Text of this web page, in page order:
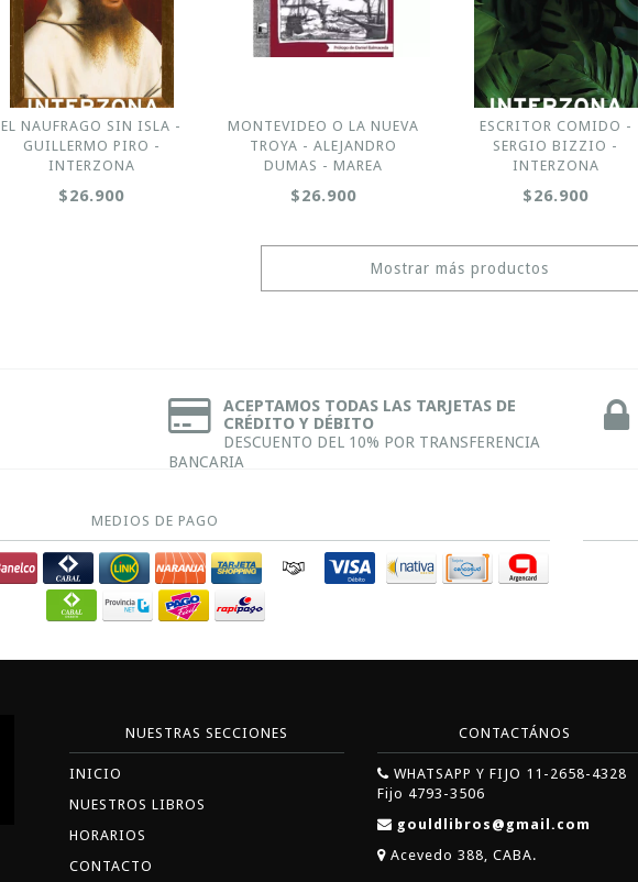
EL NAUFRAGO SIN ISLA -
GUILLERMO PIRO -
INTERZONA
$26.900
MONTEVIDEO O LA NUEVA
TROYA - ALEJANDRO
DUMAS - MAREA
$26.900
ESCRITOR COMIDO -
SERGIO BIZZIO -
INTERZONA
$26.900
Mostrar más productos
ACEPTAMOS TODAS LAS TARJETAS DE
CRÉDITO Y DÉBITO
DESCUENTO DEL 10% POR TRANSFERENCIA
BANCARIA
MEDIOS DE PAGO
NUESTRAS SECCIONES
INICIO
NUESTROS LIBROS
HORARIOS
CONTACTO
CONTACTÁNOS
WHATSAPP Y FIJO 11-2658-4328
Fijo 4793-3506
gouldlibros@gmail.com
Acevedo 388, CABA.